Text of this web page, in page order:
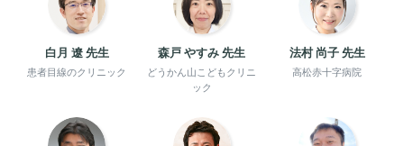
白月 遼 先生
患者目線のクリニック
森戸 やすみ 先生
どうかん山こどもクリニ
ック
法村 尚子 先生
高松赤十字病院